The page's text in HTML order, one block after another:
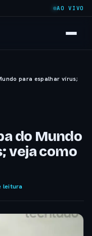
AO VIVO
para espalhar vírus;
do Mundo
veja como
leitura